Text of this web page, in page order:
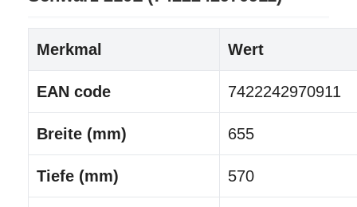
Merkmal Wert
EAN code 7422242970911
Breite (mm) 655
Tiefe (mm) 570